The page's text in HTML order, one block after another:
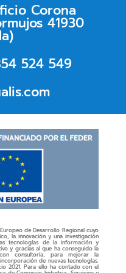
Corona
41930
524 549
de Desarrollo Regional cuyo
la innovación y una investigación
tecnologías de la información y
y gracias al que ha conseguido la
consultoría, para mejorar la
de nuevas tecnologías.
2021. Para ello ha contado con el